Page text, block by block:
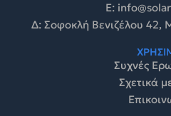
E:
Δ: Σοφοκλή Βενιζέλου 42,
Συχνές
Σχετικά